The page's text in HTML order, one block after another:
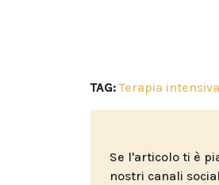
TAG: Terapia intensiva
Se l'articolo ti è
nostri canali